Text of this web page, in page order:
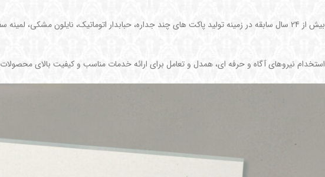
بیش از 24 سال سابقه در زمینه تولید پاکت های چند جداره، حبابدار اتوماتیک، نایلون مشکی، لمینه سفید و مشکی
استخدام نیروهای آگاه و حرفه ای، همدل و تعامل برای ارائه خدمات مناسب و کیفیت بالای محصولات